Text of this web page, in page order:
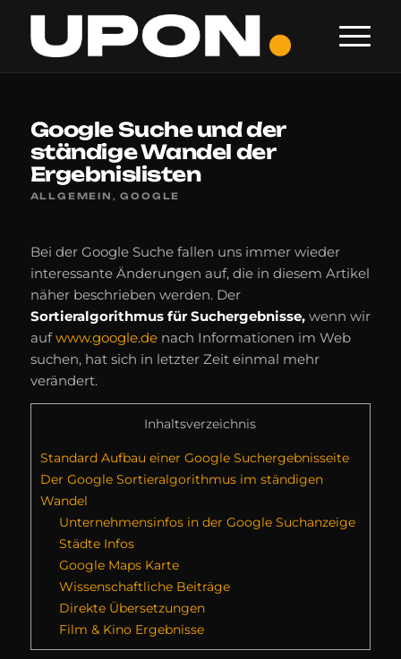
Google Suche und der
ständige Wandel der
Ergebnislisten
ALLGEMEIN ,GOOGLE
Bei der Google Suche fallen uns immer wieder
interessante Änderungen auf, die in diesem Artikel
näher beschrieben werden. Der
Sortieralgorithmus für Suchergebnisse,wenn wir
aufwww.google.denach Informationen im Web
suchen, hat sich in letzter Zeit einmal mehr
verändert.
Inhaltsverzeichnis
Standard Aufbau einer Google Suchergebnisseite
Der Google Sortieralgorithmus im ständigen
Wandel
Unternehmensinfos in der Google Suchanzeige
Städte Infos
Google Maps Karte
Wissenschaftliche Beiträge
Direkte Übersetzungen
Film & Kino Ergebnisse